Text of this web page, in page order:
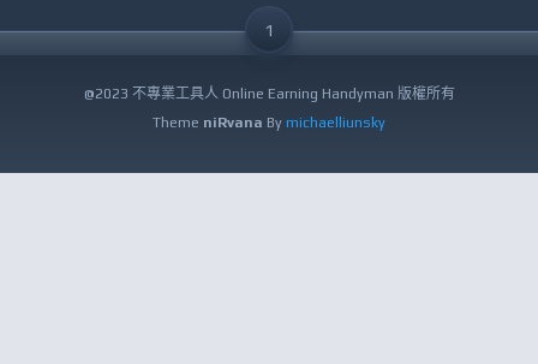
1
@2023 不專業工具人 Online Earning Handyman 版權所有
Theme niRvana By michaelliunsky